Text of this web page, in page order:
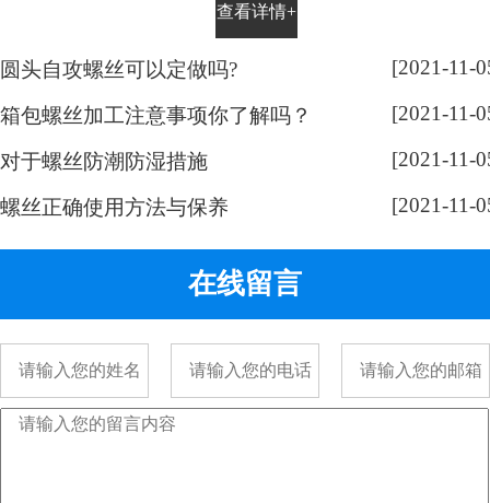
平时有没有留意，手表螺丝大部分
奇，跟随小编脚步来带大家了解一
下： 手表螺丝属于精密螺丝，之所
工方式决定的。手表精密螺丝，是
采用车加工出来的，头部...
查看详情+
圆头自攻螺丝可以定做吗? [2021-11-
箱包螺丝加工注意事项你了解吗？ [2021-11-
对于螺丝防潮防湿措施 [2021-11-
螺丝正确使用方法与保养 [2021-11-
在线留言